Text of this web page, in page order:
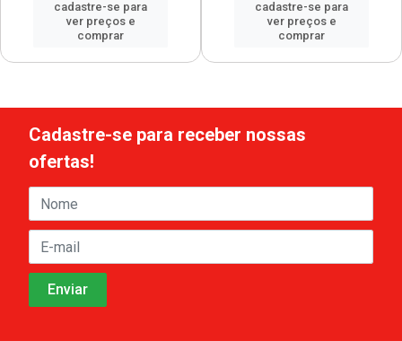
cadastre-se para
ver preços e
comprar
cadastre-se para
ver preços e
comprar
Cadastre-se para receber nossas
ofertas!